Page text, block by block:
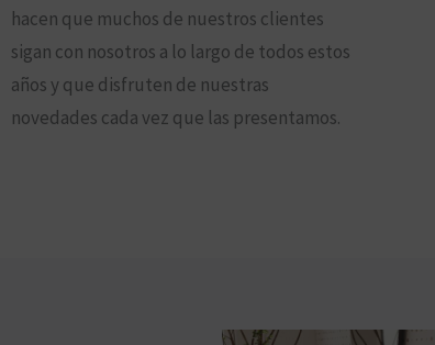
hacen que muchos de nuestros clientes
sigan con nosotros a lo largo de todos estos
años y que disfruten de nuestras
novedades cada vez que las presentamos.